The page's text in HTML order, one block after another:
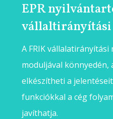
EPR
A FRIK vállalatirányítási
moduljával
elkészítheti a
funkciókkal a cég
javíthatja.